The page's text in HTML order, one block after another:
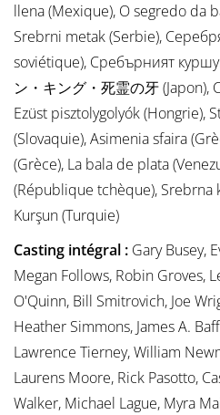
llena (Mexique), O segredo da
Srebrni metak (Serbie),
soviétique), Сребърният
ン・キング・死霊の牙 (Japon),
Ezüst pisztolygolyók (Hongrie),
(Slovaquie), Asimenia sfaira
(Grèce), La bala de plata
(République tchèque), Srebrna
Kurşun (Turquie)
Casting intégral : Gary Busey,
Megan Follows, Robin Groves,
O'Quinn, Bill Smitrovich, Joe
Heather Simmons, James A.
Lawrence Tierney, William
Laurens Moore, Rick Pasotto,
Walker, Michael Lague, Myra